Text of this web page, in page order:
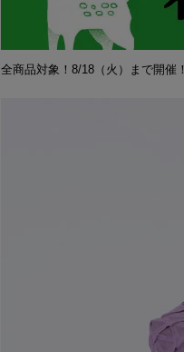
全商品対象！8/18（火）まで開催！